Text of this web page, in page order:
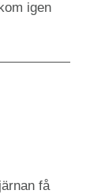
igen
få